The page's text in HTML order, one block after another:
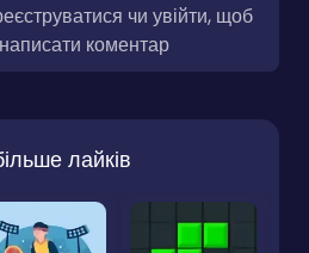
чи увійти, щоб
написати коментар
лайків